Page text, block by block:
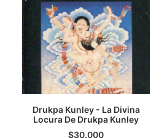
AGREGAR AL CARRITO
Drukpa Kunley - La Divina
Locura De Drukpa Kunley
$30.000